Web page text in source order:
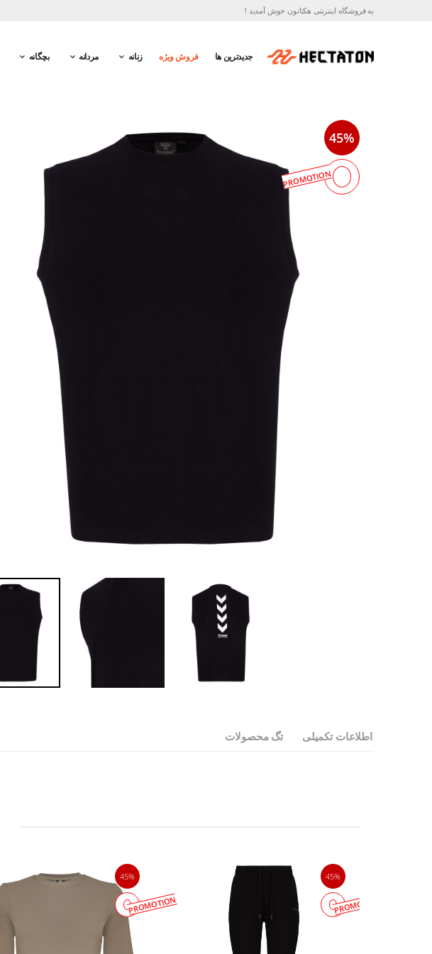
به فروشگاه اینترنتی هکتاتون خوش آمدید !
جدیدترین ها فروش ویژه زنانه مردانه بچگانه
45%
PROMOTION
اطلاعات تکمیلی تگ محصولات
45%
PROMOTION
45%
PROMOTION